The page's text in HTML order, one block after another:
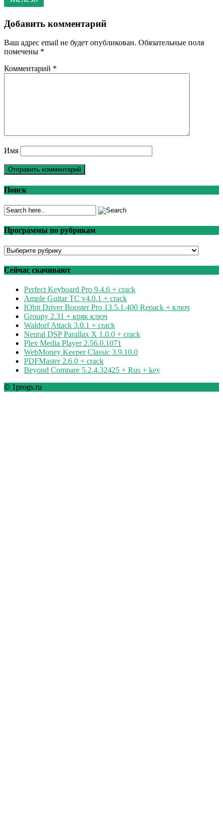
Добавить комментарий
Ваш адрес email не будет опубликован. Обязательные поля
помечены *
Комментарий *
Имя
Поиск
Программы по рубрикам
Программы
рубрикам
Сейчас скачивают
Perfect Keyboard Pro 9.4.6 + crack
Ample Guitar TC v4.0.1 + crack
IObit Driver Booster Pro 13.5.1.400 Repack + ключ
Groupy 2.31 + кряк ключ
Waldorf Attack 3.0.1 + crack
Neural DSP Parallax X 1.0.0 + crack
Plex Media Player 2.56.0.1071
WebMoney Keeper Classic 3.9.10.0
PDFMaster 2.6.0 + crack
Beyond Compare 5.2.4.32425 + Rus + key
© 1progs.ru